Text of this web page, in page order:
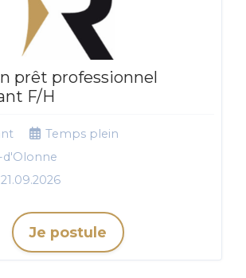
prêt professionnel
F/H
Temps plein
d'Olonne
Je postule